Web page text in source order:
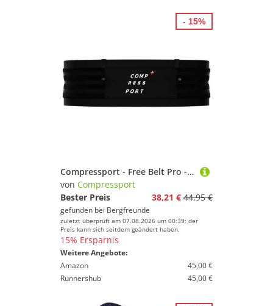
Compressport - Free Belt Pro - Hüfttasche Gr XL/XXL schwarz
von Compressport
Bester Preis
38,21 € 44,95 €
gefunden bei Bergfreunde
zuletzt überprüft am 07.08.2026 um 00:39; der
Preis kann sich seitdem geändert haben.
15% Ersparnis
Weitere Angebote:
Amazon
45,00 €
Runnershub
45,00 €
- 15%